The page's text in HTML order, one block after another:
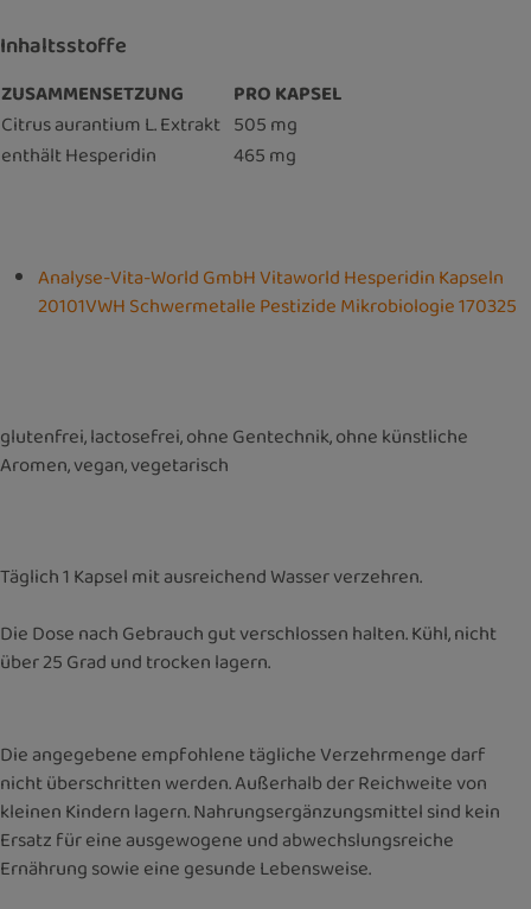
Inhaltsstoffe
ZUSAMMENSETZUNG
PRO KAPSEL
Citrus aurantium L. Extrakt 505 mg
enthält Hesperidin
465 mg
Analyse-Vita-World GmbH Vitaworld Hesperidin Kapseln
20101VWH Schwermetalle Pestizide Mikrobiologie 170325
glutenfrei, lactosefrei, ohne Gentechnik, ohne künstliche
Aromen, vegan, vegetarisch
Täglich 1 Kapsel mit ausreichend Wasser verzehren.
Die Dose nach Gebrauch gut verschlossen halten. Kühl, nicht
über 25 Grad und trocken lagern.
Die angegebene empfohlene tägliche Verzehrmenge darf
nicht überschritten werden. Außerhalb der Reichweite von
kleinen Kindern lagern. Nahrungsergänzungsmittel sind kein
Ersatz für eine ausgewogene und abwechslungsreiche
Ernährung sowie eine gesunde Lebensweise.